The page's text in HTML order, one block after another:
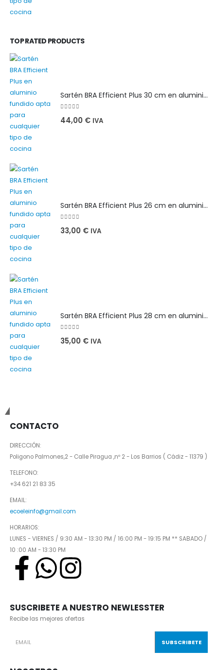
TOP RATED PRODUCTS
Sartén BRA Efficient Plus 30 cm en aluminio fundido apta para cualquier tipo de cocina
44,00 € IVA
Sartén BRA Efficient Plus 26 cm en aluminio fundido apta para cualquier tipo de cocina
33,00 € IVA
Sartén BRA Efficient Plus 28 cm en aluminio fundido apta para cualquier tipo de cocina
35,00 € IVA
CONTACTO
DIRECCIÓN:
Poligono Palmones,2 - Calle Piragua ,nº 2 - Los Barrios ( Cádiz - 11379 )
TELEFONO:
+34 621 21 83 35
EMAIL:
ecoeleinfo@gmail.com
HORARIOS:
LUNES - VIERNES / 9:30 AM - 13:30 PM / 16:00 PM - 19:15 PM ** SABADO /
10 :00 AM - 13:30 PM
SUSCRIBETE A NUESTRO NEWLESSTER
Recibe las mejores ofertas